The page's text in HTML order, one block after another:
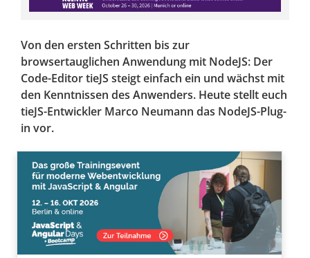
Von den ersten Schritten bis zur
browsertauglichen Anwendung mit NodeJS: Der
Code-Editor tieJS steigt einfach ein und wächst mit
den Kenntnissen des Anwenders. Heute stellt euch
tieJS-Entwickler Marco Neumann das NodeJS-Plug-
in vor.